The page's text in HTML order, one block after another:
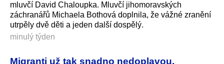
mluvčí David Chaloupka. Mluvčí jihomoravských
záchranářů Michaela Bothová doplnila, že vážné zranění
utrpěly dvě děti a jeden další dospělý.
minulý týden
Migranti už tak snadno nedoplavou.